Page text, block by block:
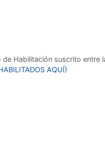
Habilitación suscrito entre
AQUÍ)